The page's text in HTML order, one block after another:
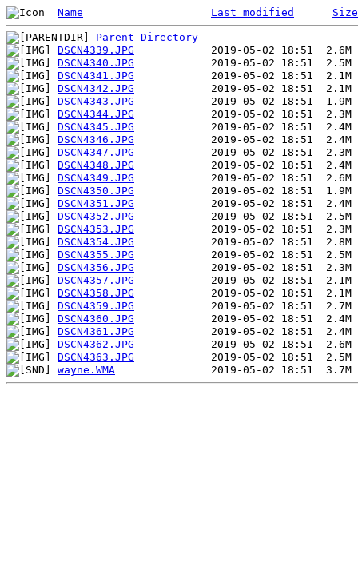
Name Last modified Size
Parent Directory
DSCN4339.JPG
DSCN4340.JPG
DSCN4341.JPG
DSCN4342.JPG
DSCN4343.JPG
DSCN4344.JPG
DSCN4345.JPG
DSCN4346.JPG
DSCN4347.JPG
DSCN4348.JPG
DSCN4349.JPG
DSCN4350.JPG
DSCN4351.JPG
DSCN4352.JPG
DSCN4353.JPG
DSCN4354.JPG
DSCN4355.JPG
DSCN4356.JPG
DSCN4357.JPG
DSCN4358.JPG
DSCN4359.JPG
DSCN4360.JPG
DSCN4361.JPG
DSCN4362.JPG
DSCN4363.JPG
wayne.WMA